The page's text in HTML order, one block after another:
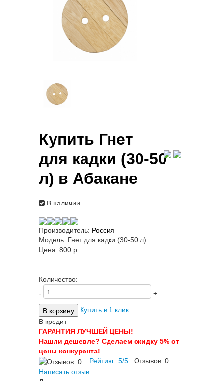
Купить Гнет
для кадки (30-50
л) в Абакане
В наличии
Производитель: Россия
Модель: Гнет для кадки (30-50 л)
Цена: 800 p.
Количество:
-
+
Купить в 1 клик
В кредит
ГАРАНТИЯ ЛУЧШЕЙ ЦЕНЫ!
Нашли дешевле? Сделаем скидку 5% от
цены конкурента!
Рейтинг: 5/5 Отзывов: 0
Написать отзыв